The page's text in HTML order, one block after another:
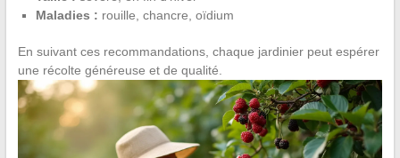
Maladies : rouille, chancre, oïdium
En suivant ces recommandations, chaque jardinier peut espérer
une récolte généreuse et de qualité.